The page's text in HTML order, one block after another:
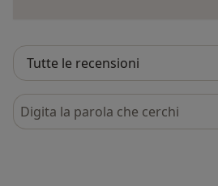
Cerca nelle recensioni